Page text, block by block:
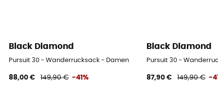
Black Diamond
Pursuit 30 - Wanderrucksack - Damen
88,00 € 149,90 € -41%
Black Diamond
Pursuit 30 -
87,90 € 149,90 € -